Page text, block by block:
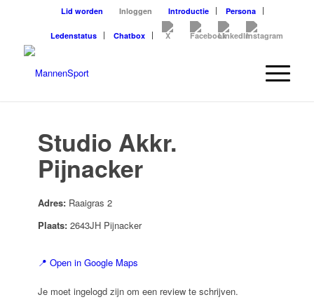
Lid worden Inloggen Introductie Persona
Ledenstatus Chatbox
Studio Akkr.
Pijnacker
Adres:Raaigras 2
Plaats:2643JH Pijnacker
📍 Open in Google Maps
Je moet ingelogd zijn om een review te schrijven.